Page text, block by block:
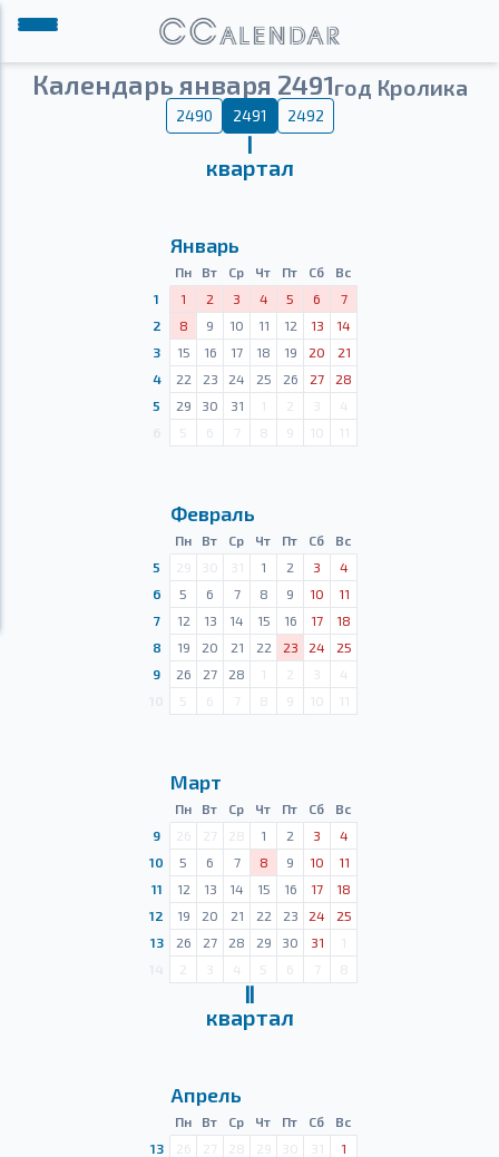
Календарь января 2491год Кролика
2490 2491 2492
Ⅰ
квартал
Январь
Пн Вт Ср Чт Пт Сб
Вс
1
1 2 3 4 5 6
7
2
8 9 10 11 12 13
14
3
15 16 17 18 19 20
21
4
22 23 24 25 26 27
28
5
29 30 31 1 2 3
4
5 6 7 8 9 10 11
Февраль
Пн Вт Ср Чт Пт Сб
Вс
5
29 30 31 1 2 3
4
6
5 6 7 8 9 10
11
7
12 13 14 15 16 17
18
8
19 20 21 22 23 24
25
9
26 27 28 1 2 3
4
5 6 7 8 9 10 11
Март
Пн Вт Ср Чт Пт Сб
Вс
9
26 27 28 1 2 3
4
10
5 6 7 8 9 10
11
11
12 13 14 15 16 17
18
12
19 20 21 22 23 24
25
13
26 27 28 29 30 31
1
2 3 4 5 6 7 8
Ⅱ
квартал
Апрель
Пн Вт Ср Чт Пт Сб
Вс
13
26 27 28 29 30 31
1